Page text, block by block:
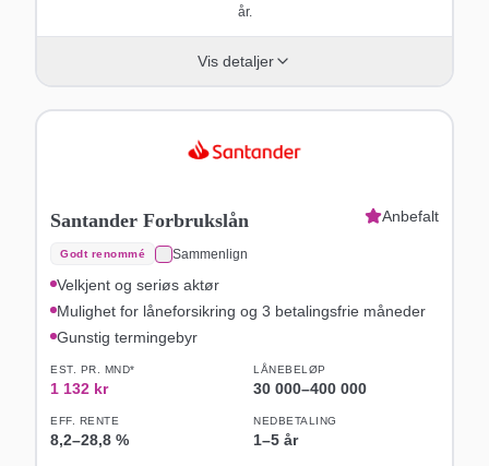
år.
Vis detaljer
Santander Forbrukslån
Godt renommé Sammenlign
Anbefalt
Velkjent og seriøs aktør
Mulighet for låneforsikring og 3 betalingsfrie måneder
Gunstig termingebyr
EST. PR. MND*
1 132 kr
LÅNEBELØP
30 000–400 000
EFF. RENTE
8,2–28,8 %
NEDBETALING
1–5 år